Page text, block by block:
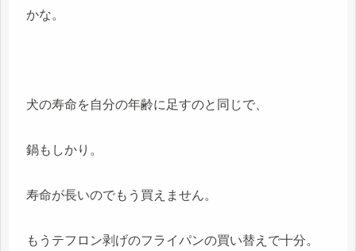
かな。
犬の寿命を自分の年齢に足すのと同じで、
鍋もしかり。
寿命が長いのでもう買えません。
もうテフロン剥げのフライパンの買い替えで十分。